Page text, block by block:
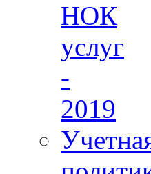
НОК
услуг
-
2019